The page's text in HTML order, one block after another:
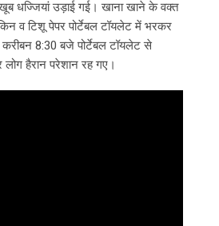
धज्जियां उड़ाई गई। खाना खाने के वक्त
व टिशू पेपर पोर्टेबल टॉयलेट में भरकर
8:30 बजे पोर्टेबल टॉयलेट से
हैरान परेशान रह गए।